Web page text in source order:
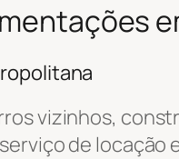
vizinhos,
de locação